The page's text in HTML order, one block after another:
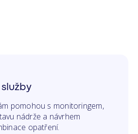
pomohou s monitoringem,
nádrže a návrhem
opatření.